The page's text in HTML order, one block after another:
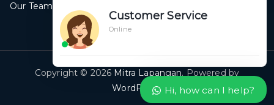
Our Team
Copyright © 2026 Mitra Lapangan. Powered by
WordPress.
Customer Service
Online
Hi, how can I help?